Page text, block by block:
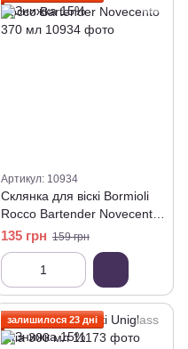
Артикул: 10934
Склянка для віскі Bormioli
Rocco Bartender Novecento
370 мл
135 грн 159 грн
залишилося 23 дні